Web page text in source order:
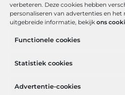
verbeteren. Deze cookies hebben
personaliseren van advertenties en
uitgebreide informatie, bekijk ons
Functionele cookies
Statistiek cookies
Advertentie-cookies
De Kunst van CNC Freeswerk:
Toegewijde Partner
freeswerk een onmisbare schakel
met een ongekende precisie te